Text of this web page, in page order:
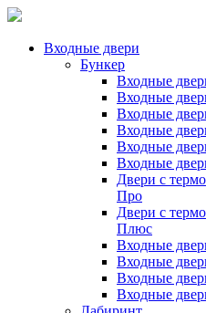
Входные двери
Бункер
Входные
Входные
Входные
Входные
Входные
Входные
Двери с
Про
Двери с
Плюс
Входные
Входные
Входные
Входные